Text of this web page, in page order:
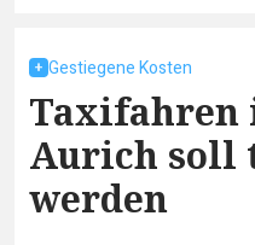
Gestiegene Kosten
Taxifahren
Aurich soll
werden